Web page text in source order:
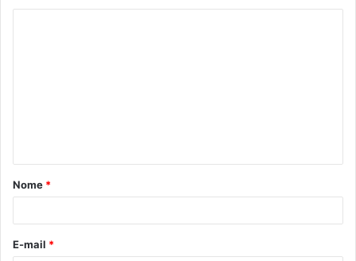
á
r
Nome *
E-mail *